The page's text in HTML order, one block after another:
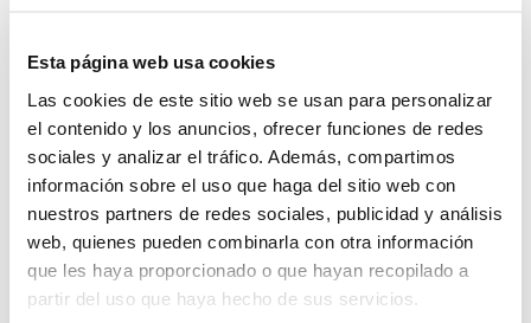
Esta página web usa cookies
Las cookies de este sitio web se usan para personalizar
el contenido y los anuncios, ofrecer funciones de redes
sociales y analizar el tráfico. Además, compartimos
información sobre el uso que haga del sitio web con
nuestros partners de redes sociales, publicidad y análisis
web, quienes pueden combinarla con otra información
que les haya proporcionado o que hayan recopilado a
partir del uso que haya hecho de sus servicios.
FARMACIA FORCEN MARIN, VANESA
C. MONTERO, 30